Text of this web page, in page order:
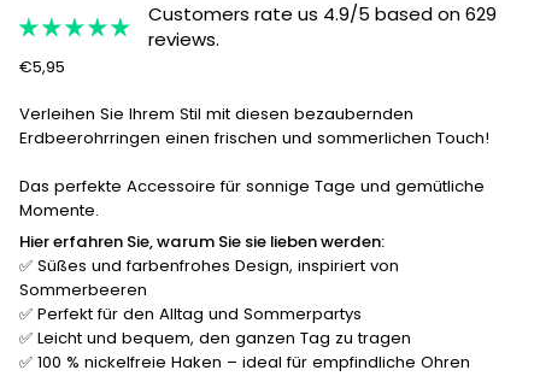
Customers rate us 4.9/5 based on 629
reviews.
€5,95
Verleihen Sie Ihrem Stil mit diesen bezaubernden
Erdbeerohrringen einen frischen und sommerlichen Touch!
Das perfekte Accessoire für sonnige Tage und gemütliche
Momente.
Hier erfahren Sie, warum Sie sie lieben werden:
✅ Süßes und farbenfrohes Design, inspiriert von
Sommerbeeren
✅ Perfekt für den Alltag und Sommerpartys
✅ Leicht und bequem, den ganzen Tag zu tragen
✅ 100 % nickelfreie Haken – ideal für empfindliche Ohren